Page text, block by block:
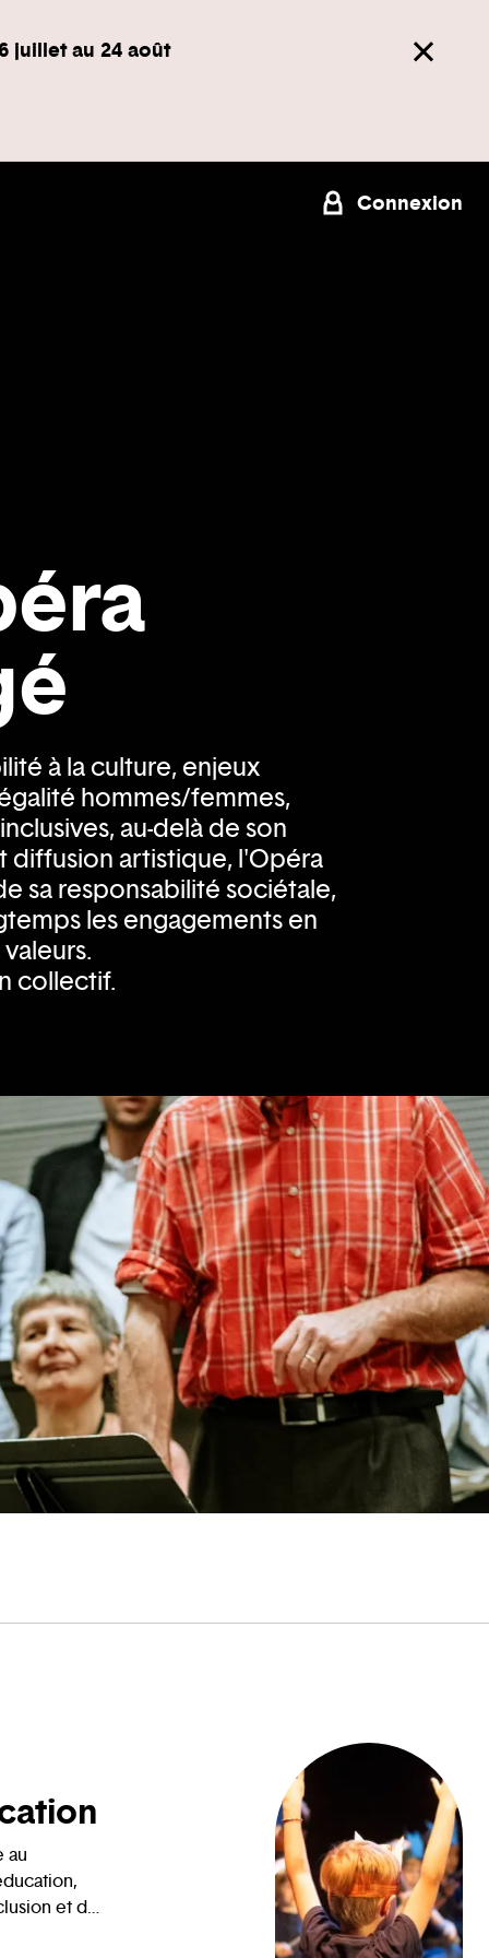
juillet au 24 août
Connexion
à la culture, enjeux
hommes/femmes,
au-delà de son
artistique, l'Opéra
sa responsabilité sociétale,
les engagements en
collectif.
au
et du